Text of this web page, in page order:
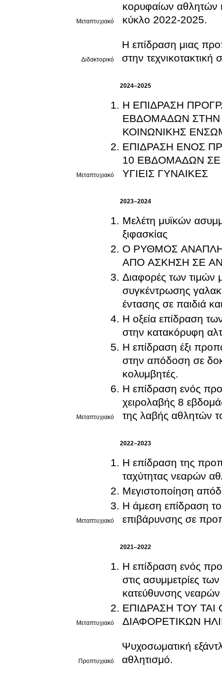
Μεταπτυχιακό
κορυφαίων αθλητών
κύκλο 2022-2025.
Διδακτορικό
Η επίδραση μιας
στην
2024–2025
Μεταπτυχιακό
Η ΕΠΙΔΡΑΣΗ
ΕΒΔΟΜΑΔΩΝ ΣΤΗΝ
ΚΟΙΝΩΝΙΚΗΣ
ΕΠΙΔΡΑΣΗ ΕΝΟΣ
10 ΕΒΔΟΜΑΔΩΝ ΣΕ
ΥΓΙΕΙΣ ΓΥΝΑΙΚΕΣ
2023–2024
Μεταπτυχιακό
Μελέτη μυϊκών
ξιφασκίας
Ο ΡΥΘΜΟΣ
ΑΠΟ ΑΣΚΗΣΗ ΣΕ
Διαφορές των τιμών
συγκέντρωσης
έντασης σε παιδιά
Η οξεία επίδραση
στην κατακόρυφη
Η επίδραση έξι
στην απόδοση σε
κολυμβητές.
Η επίδραση ενός
χειρολαβής 8
της λαβής αθλητών
2022–2023
Μεταπτυχιακό
Η επίδραση της
ταχύτητας νεαρών
Μεγιστοποίηση
Η άμεση επίδραση
επιβάρυνσης σε
2021–2022
Μεταπτυχιακό
Η επίδραση ενός
στις ασυμμετρίες
κατεύθυνσης
ΕΠΙΔΡΑΣΗ ΤΟΥ TAI
ΔΙΑΦΟΡΕΤΙΚΩΝ
Προπτυχιακό
Ψυχοσωματική
αθλητισμό.